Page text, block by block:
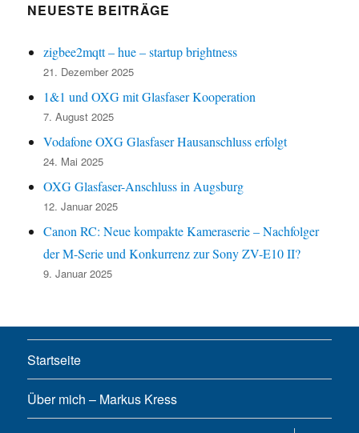
NEUESTE BEITRÄGE
zigbee2mqtt – hue – startup brightness
21. Dezember 2025
1&1 und OXG mit Glasfaser Kooperation
7. August 2025
Vodafone OXG Glasfaser Hausanschluss erfolgt
24. Mai 2025
OXG Glasfaser-Anschluss in Augsburg
12. Januar 2025
Canon RC: Neue kompakte Kameraserie – Nachfolger
der M-Serie und Konkurrenz zur Sony ZV-E10 II?
9. Januar 2025
Startseite
Über mich – Markus Kress